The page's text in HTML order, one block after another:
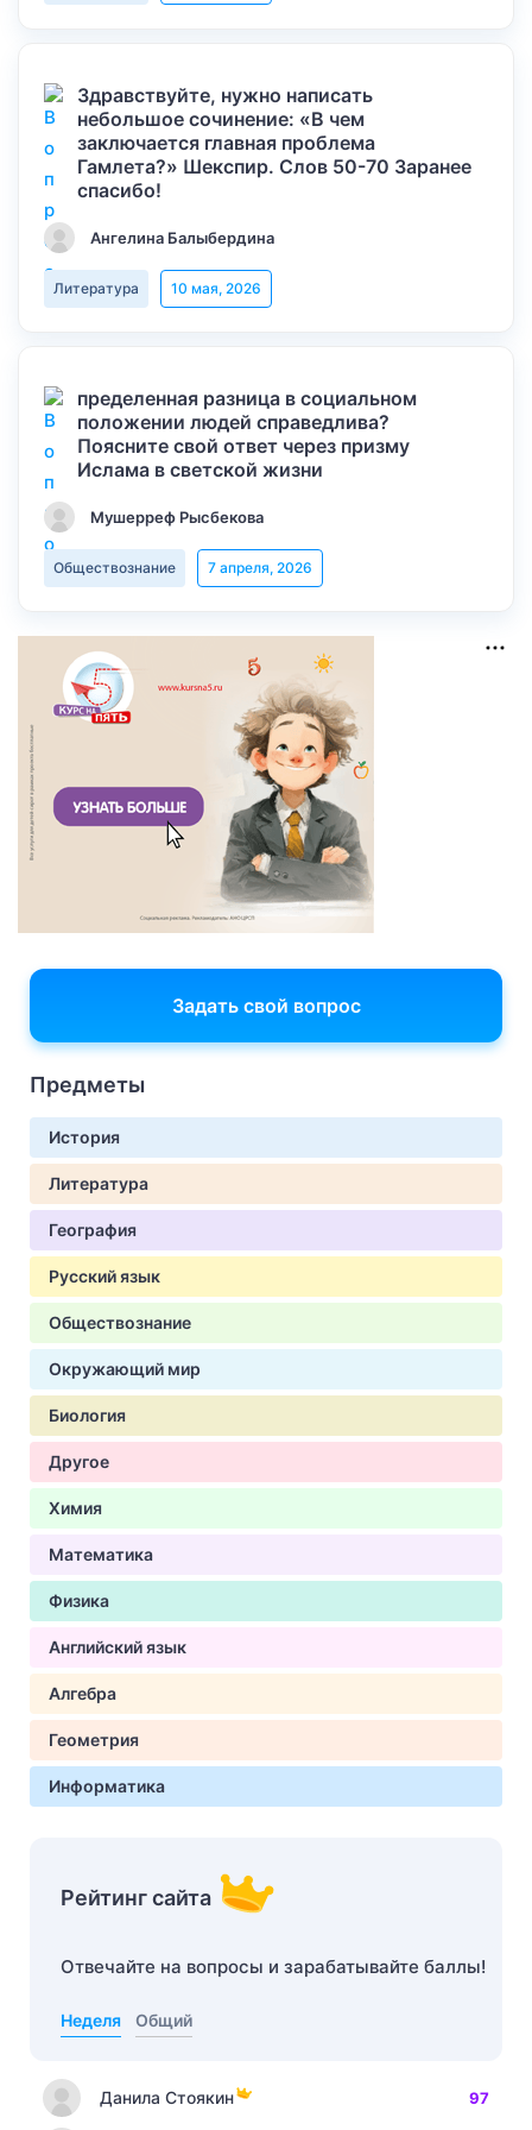
Здравствуйте, нужно написать
небольшое сочинение: «В чем
заключается главная проблема
Гамлета?» Шекспир. Слов 50-70 Заранее
спасибо!
Ангелина Балыбердина
Литература 10 мая, 2026
пределенная разница в социальном
положении людей справедлива?
Поясните свой ответ через призму
Ислама в светской жизни
Мушерреф Рысбекова
Обществознание 7 апреля, 2026
Задать свой вопрос
Предметы
История
Литература
География
Русский язык
Обществознание
Окружающий мир
Биология
Другое
Химия
Математика
Физика
Английский язык
Алгебра
Геометрия
Информатика
Рейтинг сайта
Отвечайте на вопросы и зарабатывайте баллы!
Неделя Общий
Данила Стоякин 97